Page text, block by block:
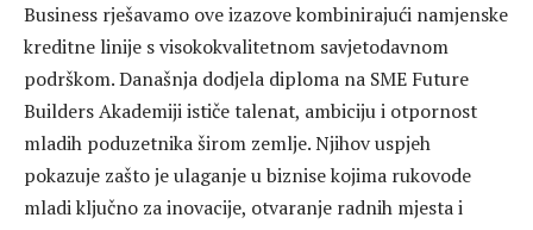
Business rješavamo ove izazove kombinirajući namjenske
kreditne linije s visokokvalitetnom savjetodavnom
podrškom. Današnja dodjela diploma na SME Future
Builders Akademiji ističe talenat, ambiciju i otpornost
mladih poduzetnika širom zemlje. Njihov uspjeh
pokazuje zašto je ulaganje u biznise kojima rukovode
mladi ključno za inovacije, otvaranje radnih mjesta i